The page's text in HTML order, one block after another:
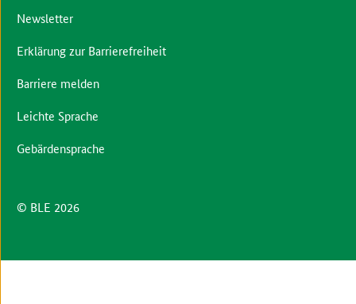
© BLE 2026
Newsletter
Erklärung zur Barrierefreiheit
Barriere melden
Leichte Sprache
Gebärdensprache